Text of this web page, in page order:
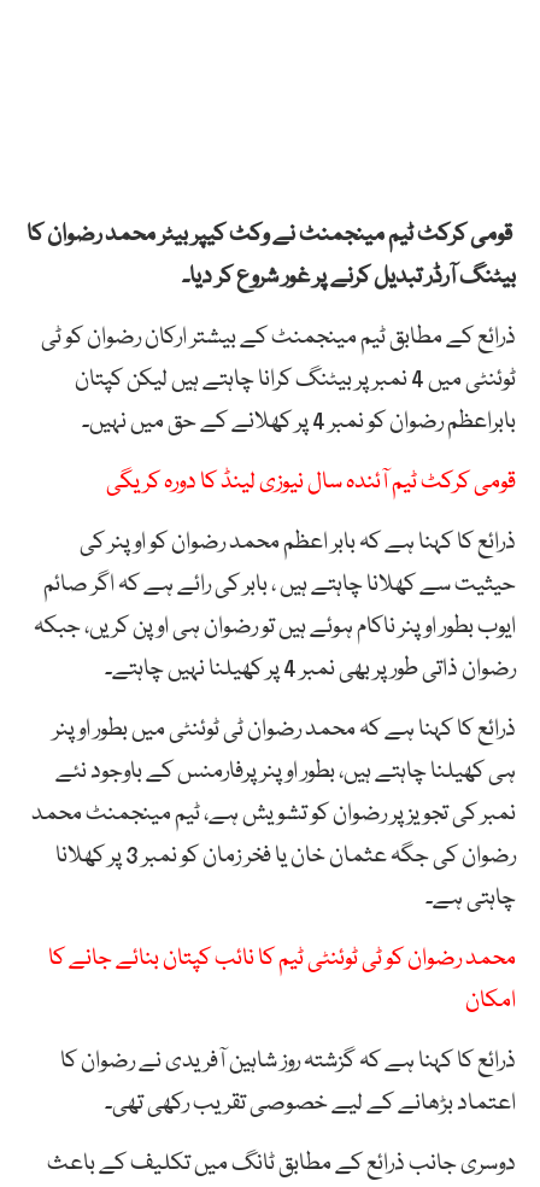
قومی کرکٹ ٹیم مینجمنٹ نے وکٹ کیپر بیٹر محمد رضوان کا
بیٹنگ آرڈر تبدیل کرنے پر غور شروع کر دیا۔
ذرائع کے مطابق ٹیم مینجمنٹ کے بیشتر ارکان رضوان کو ٹی
ٹوئنٹی میں 4 نمبر پر بیٹنگ کرانا چاہتے ہیں لیکن کپتان
بابراعظم رضوان کو نمبر 4 پر کھلانے کے حق میں نہیں۔
قومی کرکٹ ٹیم آئندہ سال نیوزی لینڈ کا دورہ کریگی
ذرائع کا کہنا ہے کہ بابر اعظم محمد رضوان کو اوپنر کی
حیثیت سے کھلانا چاہتے ہیں ، بابر کی رائے ہے کہ اگر صائم
ایوب بطور اوپنر ناکام ہوئے ہیں تو رضوان ہی اوپن کریں، جبکہ
رضوان ذاتی طور پر بھی نمبر 4 پر کھیلنا نہیں چاہتے۔
ذرائع کا کہنا ہے کہ محمد رضوان ٹی ٹوئنٹی میں بطور اوپنر
ہی کھیلنا چاہتے ہیں، بطور اوپنر پرفارمنس کے باوجود نئے
نمبر کی تجویز پر رضوان کو تشویش ہے، ٹیم مینجمنٹ محمد
رضوان کی جگہ عثمان خان یا فخر زمان کو نمبر 3 پر کھلانا
چاہتی ہے۔
محمد رضوان کو ٹی ٹوئنٹی ٹیم کا نائب کپتان بنائے جانے کا
امکان
ذرائع کا کہنا ہے کہ گزشتہ روز شاہین آفریدی نے رضوان کا
اعتماد بڑھانے کے لیے خصوصی تقریب رکھی تھی۔
دوسری جانب ذرائع کے مطابق ٹانگ میں تکلیف کے باعث